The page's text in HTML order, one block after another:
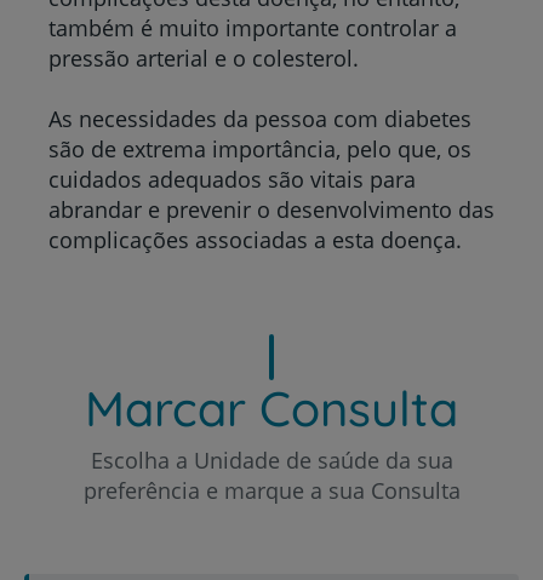
também é muito importante controlar a
pressão arterial e o colesterol.
As necessidades da pessoa com diabetes
são de extrema importância, pelo que, os
cuidados adequados são vitais para
abrandar e prevenir o desenvolvimento das
complicações associadas a esta doença.
Marcar Consulta
Escolha a Unidade de saúde da sua
preferência e marque a sua Consulta